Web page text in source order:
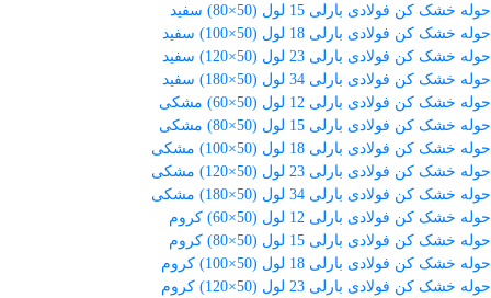
حوله خشک کن فولادی بارلی 15 لول (50×80) سفید
حوله خشک کن فولادی بارلی 18 لول (50×100) سفید
حوله خشک کن فولادی بارلی 23 لول (50×120) سفید
حوله خشک کن فولادی بارلی 34 لول (50×180) سفید
حوله خشک کن فولادی بارلی 12 لول (50×60) مشکی
حوله خشک کن فولادی بارلی 15 لول (50×80) مشکی
حوله خشک کن فولادی بارلی 18 لول (50×100) مشکی
حوله خشک کن فولادی بارلی 23 لول (50×120) مشکی
حوله خشک کن فولادی بارلی 34 لول (50×180) مشکی
حوله خشک کن فولادی بارلی 12 لول (50×60) کروم
حوله خشک کن فولادی بارلی 15 لول (50×80) کروم
حوله خشک کن فولادی بارلی 18 لول (50×100) کروم
حوله خشک کن فولادی بارلی 23 لول (50×120) کروم